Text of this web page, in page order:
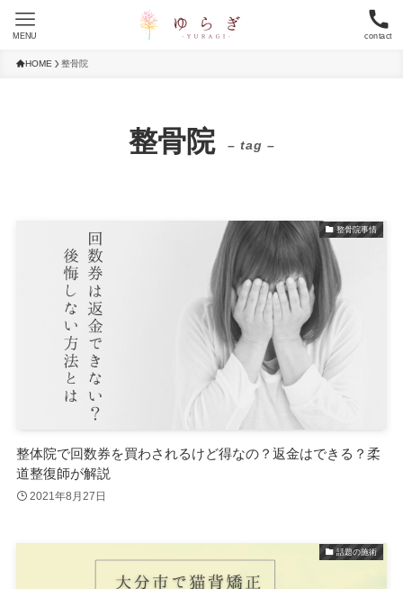
contact
MENU
HOME 整骨院
整骨院 – tag –
整骨院事情
整体院で回数券を買わされるけど得なの？返金はできる？柔
道整復師が解説
2021年8月27日
話題の施術